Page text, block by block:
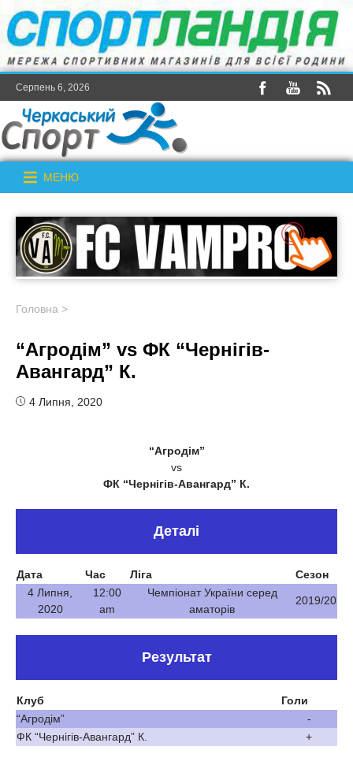
Серпень 6, 2026
МЕНЮ
Головна >
“Агродім” vs ФК “Чернігів-
Авангард” К.
4 Липня, 2020
“Агродім”
vs
ФК “Чернігів-Авангард” К.
Деталі
Дата Час Ліга
Сезон
4 Липня,
2020
12:00
am
Чемпіонат України серед
аматорів
2019/20
Результат
Клуб
Голи
“Агродім”
-
ФК “Чернігів-Авангард” К.
+